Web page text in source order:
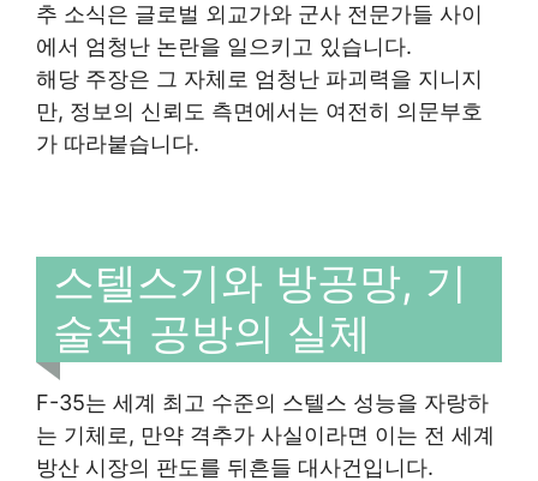
추 소식은 글로벌 외교가와 군사 전문가들 사이
에서 엄청난 논란을 일으키고 있습니다.
해당 주장은 그 자체로 엄청난 파괴력을 지니지
만, 정보의 신뢰도 측면에서는 여전히 의문부호
가 따라붙습니다.
스텔스기와 방공망, 기
술적 공방의 실체
F-35는 세계 최고 수준의 스텔스 성능을 자랑하
는 기체로, 만약 격추가 사실이라면 이는 전 세계
방산 시장의 판도를 뒤흔들 대사건입니다.